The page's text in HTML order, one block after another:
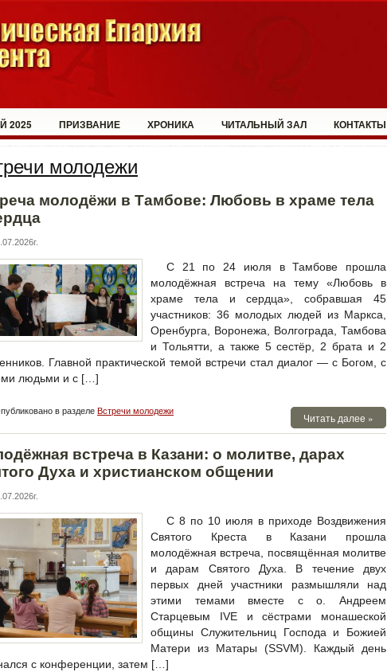
2025 ПРИЗВАНИЕ ХРОНИКА ЧИТАЛЬНЫЙ ЗАЛ КОНТАКТЫ
молодежи
молодёжи в Тамбове: Любовь в храме тела
С 21 по 24 июля в Тамбове прошла
молодёжная встреча на тему «Любовь в
храме тела и сердца», собравшая 45
участников: 36 молодых людей из Маркса,
Оренбурга, Воронежа, Волгограда, Тамбова
и Тольятти, а также 5 сестёр, 2 брата и 2
Главной практической темой встречи стал диалог — с Богом, с
людьми и с […]
в разделе Встречи молодежи
Читать далее »
встреча в Казани: о молитве, дарах
Духа и христианском общении
С 8 по 10 июля в приходе Воздвижения
Святого Креста в Казани прошла
молодёжная встреча, посвящённая молитве
и дарам Святого Духа. В течение двух
первых дней участники размышляли над
этими темами вместе с о. Андреем
Старцевым IVE и сёстрами монашеской
общины Служительниц Господа и Божией
Матери из Матары (SSVM). Каждый день
с конференции, затем […]